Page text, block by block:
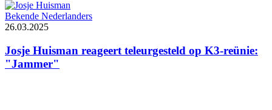
Bekende Nederlanders
26.03.2025
Josje Huisman reageert teleurgesteld op K3-reünie:
"Jammer"